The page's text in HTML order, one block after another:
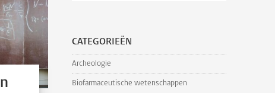
CATEGORIEËN
Archeologie
Biofarmaceutische wetenschappen